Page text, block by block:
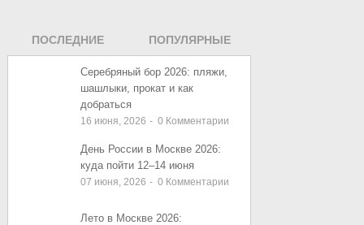
ПОСЛЕДНИЕ
ЗАПИСИ
ПОПУЛЯРНЫЕ
ЗАПИСИ
Серебряный бор 2026: пляжи,
шашлыки, прокат и как
добраться
16 июня, 2026 - 0 Комментарии
День России в Москве 2026:
куда пойти 12–14 июня
07 июня, 2026 - 0 Комментарии
Лето в Москве 2026: